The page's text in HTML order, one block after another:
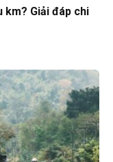
km? Giải đáp chi